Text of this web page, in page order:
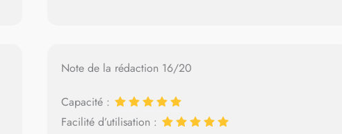
Note de la rédaction 16/20
Capacité :
Facilité d’utilisation :